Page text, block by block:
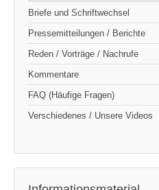
Briefe und Schriftwechsel
Pressemitteilungen / Berichte
Reden / Vorträge / Nachrufe
Kommentare
FAQ (Häufige Fragen)
Verschiedenes / Unsere Videos